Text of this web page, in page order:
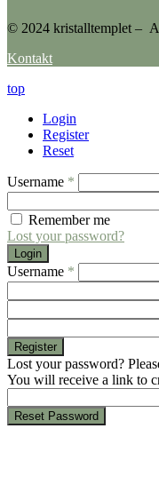
© 2024 kristalltemplet –
Kontakt
top
Login
Register
Reset
Username *
Remember me
Lost your password?
Login
Username *
Register
Lost your password?
You will receive a link to
Reset Password